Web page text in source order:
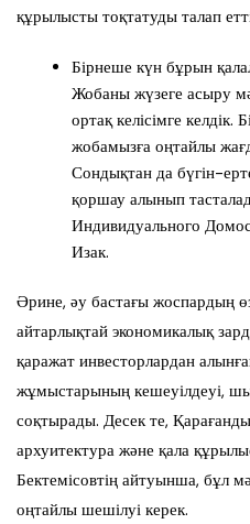
құрылысты тоқтатуды талап
Бірнеше күн бұрын
Жобаны жүзеге асыру
ортақ келісімге келдік.
жобамызға оңтайлы
Сондықтан да бүгін-
қоршау алынып
Индивидуального
Изак.
Әрине, әу бастағы жоспардың
айтарлықтай экономикалық
қаражат инвесторлардан
жұмыстарының кешеуілдеуі,
соқтырады. Десек те, Қарағанды
архуитектура және қала
Бектемісовтің айтуынша, бұл
оңтайлы шешілуі керек.